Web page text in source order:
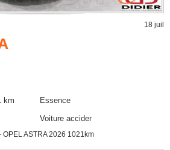
18 juil
km
Essence
Voiture accidentée
OPEL ASTRA 2026 1021km